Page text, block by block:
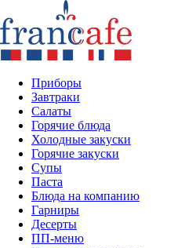
Приборы
Завтраки
Салаты
Горячие блюда
Холодные закуски
Горячие закуски
Супы
Паста
Блюда на компанию
Гарниры
Десерты
ПП-меню